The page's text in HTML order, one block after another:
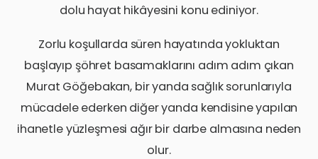
dolu hayat hikâyesini konu ediniyor.
Zorlu koşullarda süren hayatında yokluktan
başlayıp şöhret basamaklarını adım adım çıkan
Murat Göğebakan, bir yanda sağlık sorunlarıyla
mücadele ederken diğer yanda kendisine yapılan
ihanetle yüzleşmesi ağır bir darbe almasına neden
olur.